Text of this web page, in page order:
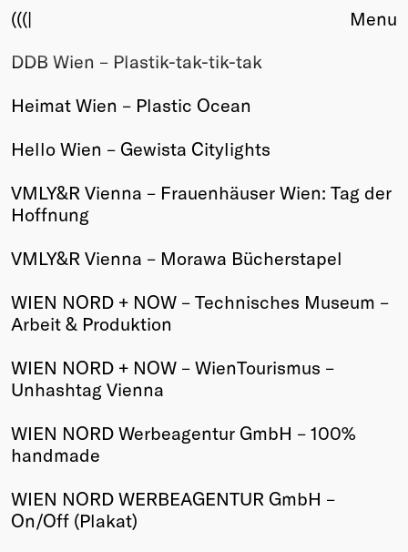
(((|
About
Award
Fair Work
Events
Past
Membership
Info
Young Creatives
Friends of Creativity
Winners
2026
Annual
Menu
DDB Wien – Plastik-tak-tik-tak
Heimat Wien – Plastic Ocean
Hello Wien – Gewista Citylights
VMLY&R Vienna – Frauenhäuser Wien: Tag der
Hoffnung
VMLY&R Vienna – Morawa Bücherstapel
WIEN NORD + NOW – Technisches Museum –
Arbeit & Produktion
WIEN NORD + NOW – WienTourismus –
Unhashtag Vienna
WIEN NORD Werbeagentur GmbH – 100%
handmade
WIEN NORD WERBEAGENTUR GmbH –
On/Off (Plakat)